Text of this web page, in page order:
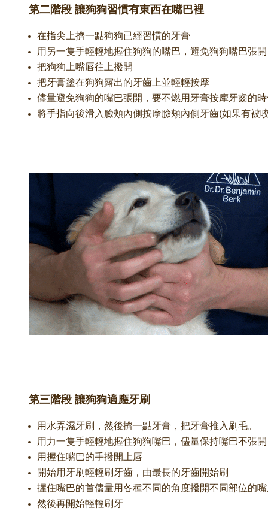
第二階段 讓狗狗習慣有東西在嘴巴裡
在指尖上擠一點狗狗已經習慣的牙膏
用另一隻手輕輕地握住狗狗的嘴巴，避免狗狗嘴巴張開
把狗狗上嘴唇往上撥開
把牙膏塗在狗狗露出的牙齒上並輕輕按摩
儘量避免狗狗的嘴巴張開，要不燃用牙膏按摩牙齒的
將手指向後滑入臉頰內側按摩臉頰內側牙齒(如果有被
第三階段 讓狗狗適應牙刷
用水弄濕牙刷，然後擠一點牙膏，把牙膏推入刷毛。
用力一隻手輕輕地握住狗狗嘴巴，儘量保持嘴巴不張開
用握住嘴巴的手撥開上唇
開始用牙刷輕輕刷牙齒，由最長的牙齒開始刷
握住嘴巴的首儘量用各種不同的角度撥開不同部位的
然後再開始輕輕刷牙